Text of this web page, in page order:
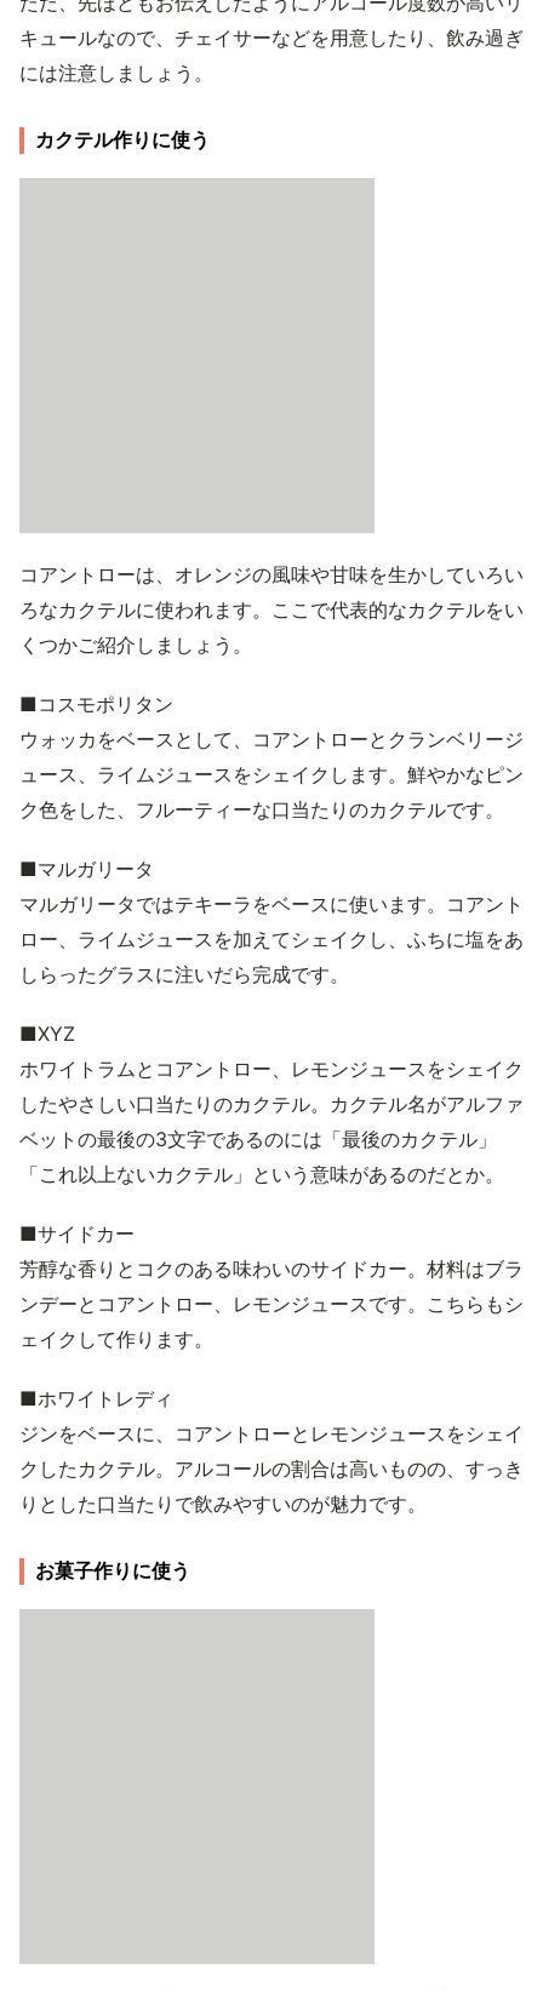
キュールなので、チェイサーなどを用意したり、飲み過ぎ
には注意しましょう。
カクテル作りに使う
コアントローは、オレンジの風味や甘味を生かしていろい
ろなカクテルに使われます。ここで代表的なカクテルをい
くつかご紹介しましょう。
■コスモポリタン
ウォッカをベースとして、コアントローとクランベリージ
ュース、ライムジュースをシェイクします。鮮やかなピン
ク色をした、フルーティーな口当たりのカクテルです。
■マルガリータ
マルガリータではテキーラをベースに使います。コアント
ロー、ライムジュースを加えてシェイクし、ふちに塩をあ
しらったグラスに注いだら完成です。
■XYZ
ホワイトラムとコアントロー、レモンジュースをシェイク
したやさしい口当たりのカクテル。カクテル名がアルファ
ベットの最後の3文字であるのには「最後のカクテル」
「これ以上ないカクテル」という意味があるのだとか。
■サイドカー
芳醇な香りとコクのある味わいのサイドカー。材料はブラ
ンデーとコアントロー、レモンジュースです。こちらもシ
ェイクして作ります。
■ホワイトレディ
ジンをベースに、コアントローとレモンジュースをシェイ
クしたカクテル。アルコールの割合は高いものの、すっき
りとした口当たりで飲みやすいのが魅力です。
お菓子作りに使う